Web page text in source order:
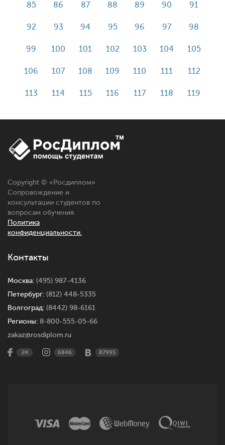
85 86 87 88 89 90 91
92 93 94 95 96 97 98
99 100 101 102 103 104 105
106 107 108 109 110 111 112
113 114 115 116 117 118 119
Copyright © «Росдиплом»
Сопровождение и
консультации студентов по
вопросам обучения.
Политика
конфиденциальности.
Контакты
Москва: (495) 987-4136
Петербург: (812) 448-5335
Волгоград: (8442) 98-6161
Регионы: 8-800-555-05-66
zakaz@rosdiplom.ru
24 6846 87995